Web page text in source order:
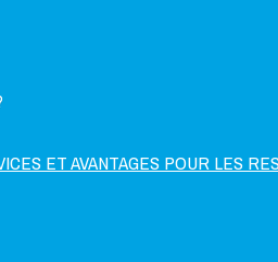
ET AVANTAGES POUR LES